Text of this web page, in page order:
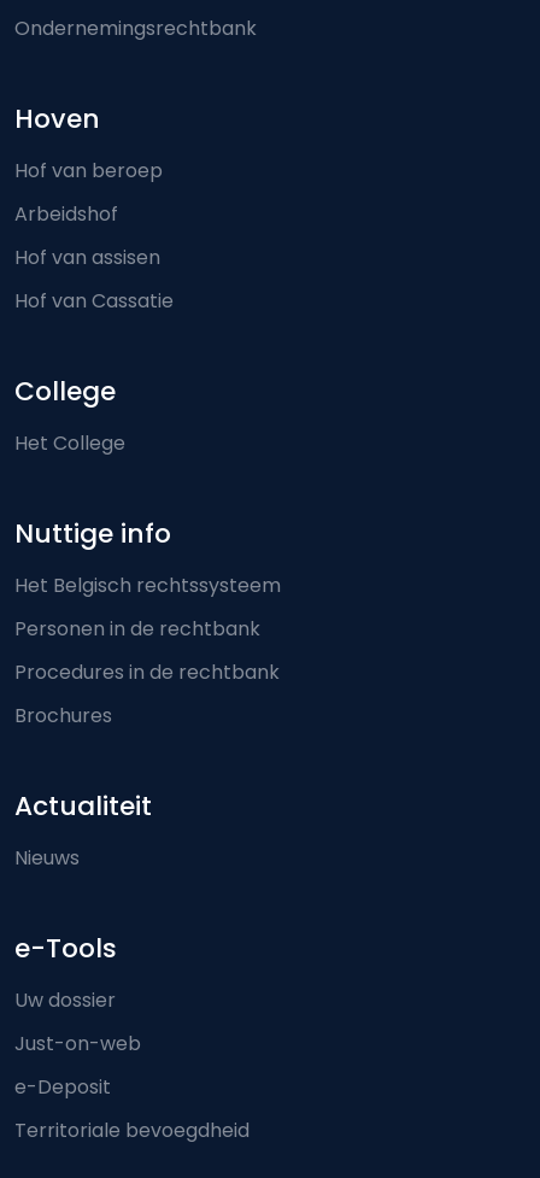
Ondernemingsrechtbank
Hoven
Hof van beroep
Arbeidshof
Hof van assisen
Hof van Cassatie
College
Het College
Nuttige info
Het Belgisch rechtssysteem
Personen in de rechtbank
Procedures in de rechtbank
Brochures
Actualiteit
Nieuws
e-Tools
Uw dossier
Just-on-web
e-Deposit
Territoriale bevoegdheid